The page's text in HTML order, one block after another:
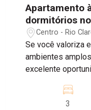
Apartamento
dormitórios
Centro - Rio
Se você valoriza
ambientes
excelente oportunidade.
possui 103 m²
vez mais raro
3